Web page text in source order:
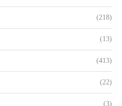
(218)
(13)
(413)
(22)
(3)